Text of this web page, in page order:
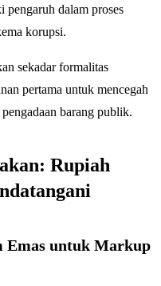
dalam proses
korupsi.
sekadar formalitas
pertama untuk mencegah
barang publik.
Rupiah
Emas untuk Markup